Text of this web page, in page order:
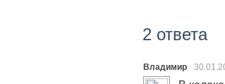
2 ответа
Владимир